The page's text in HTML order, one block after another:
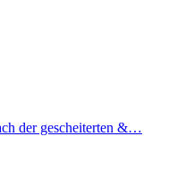
der gescheiterten &…